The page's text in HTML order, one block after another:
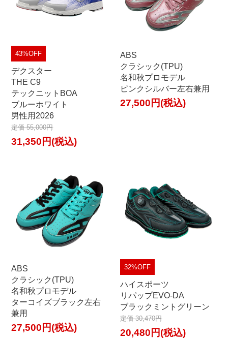
43%OFF
デクスター
THE C9
テックニットBOA
ブルーホワイト
男性用2026
定価 55,000円
31,350円(税込)
ABS
クラシック(TPU)
名和秋プロモデル
ピンクシルバー左右兼用
27,500円(税込)
ABS
クラシック(TPU)
名和秋プロモデル
ターコイズブラック左右
兼用
27,500円(税込)
32%OFF
ハイスポーツ
リパップEVO-DA
ブラックミントグリーン
定価 30,470円
20,480円(税込)